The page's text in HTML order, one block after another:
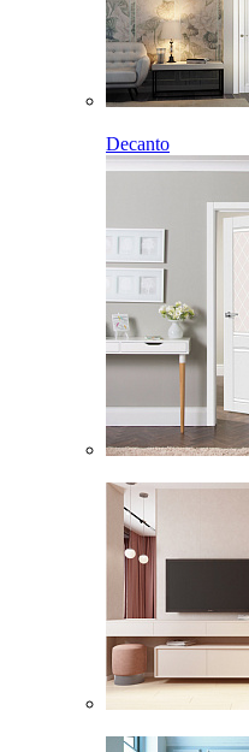
Decanto